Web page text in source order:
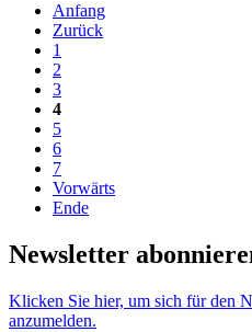
Anfang
Zurück
1
2
3
4
5
6
7
Vorwärts
Ende
Newsletter
Klicken Sie hier, um sich für den
anzumelden.